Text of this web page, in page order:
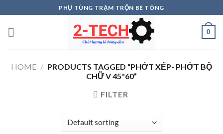
to
content
PHỤ TÙNG TRẠM TRỘN BÊ TÔNG
0
HOME / PRODUCTS TAGGED “PHỚT XẾP- PHỚT BỘ
CHỮ V 45*60”
FILTER